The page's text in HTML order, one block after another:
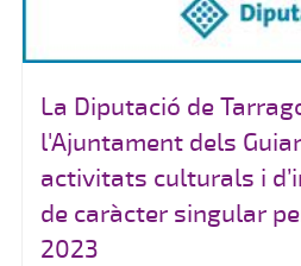
La Diputació de
l'Ajuntament dels
activitats culturals i
de caràcter singular
2023